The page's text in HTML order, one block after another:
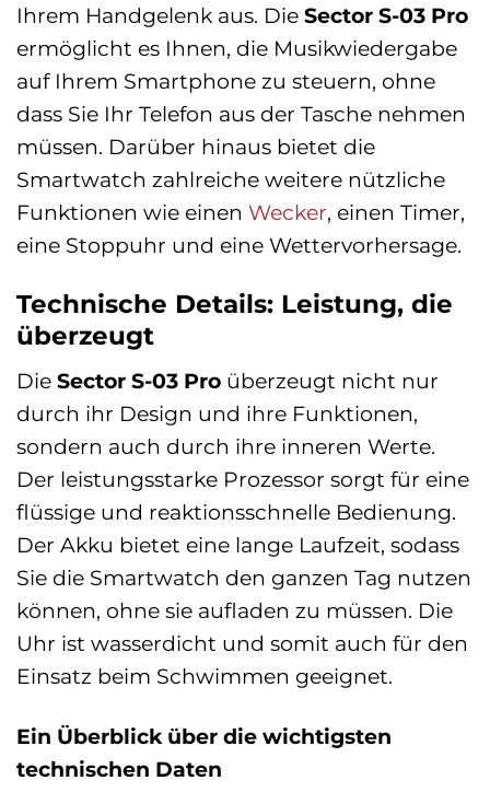
Ihrem Handgelenk aus. Die Sector S-03 Pro
ermöglicht es Ihnen, die Musikwiedergabe
auf Ihrem Smartphone zu steuern, ohne
dass Sie Ihr Telefon aus der Tasche nehmen
müssen. Darüber hinaus bietet die
Smartwatch zahlreiche weitere nützliche
Funktionen wie einen Wecker, einen Timer,
eine Stoppuhr und eine Wettervorhersage.
Technische Details: Leistung, die
überzeugt
Die Sector S-03 Pro überzeugt nicht nur
durch ihr Design und ihre Funktionen,
sondern auch durch ihre inneren Werte.
Der leistungsstarke Prozessor sorgt für eine
flüssige und reaktionsschnelle Bedienung.
Der Akku bietet eine lange Laufzeit, sodass
Sie die Smartwatch den ganzen Tag nutzen
können, ohne sie aufladen zu müssen. Die
Uhr ist wasserdicht und somit auch für den
Einsatz beim Schwimmen geeignet.
Ein Überblick über die wichtigsten
technischen Daten